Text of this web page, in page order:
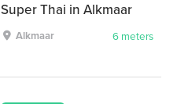
Super Thai in Alkmaar
Alkmaar 6 meters